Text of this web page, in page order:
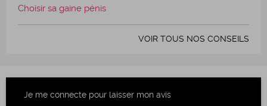
Choisir sa gaine pénis
VOIR TOUS NOS CONSEILS
Je me connecte pour laisser mon avis